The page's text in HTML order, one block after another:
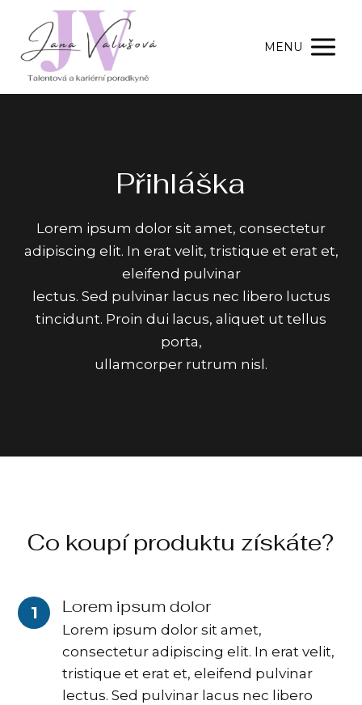
MENU
Přihláška
Lorem ipsum dolor sit amet, consectetur
adipiscing elit. In erat velit, tristique et erat et,
eleifend pulvinar
lectus. Sed pulvinar lacus nec libero luctus
tincidunt. Proin dui lacus, aliquet ut tellus
porta,
ullamcorper rutrum nisl.
Co koupí produktu získáte?
1 Lorem ipsum dolor
Lorem ipsum dolor sit amet,
consectetur adipiscing elit. In erat velit,
tristique et erat et, eleifend pulvinar
lectus. Sed pulvinar lacus nec libero